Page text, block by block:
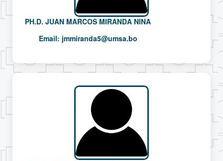
PH.D. JUAN MARCOS MIRANDA NINA
Email: jmmiranda5@umsa.bo